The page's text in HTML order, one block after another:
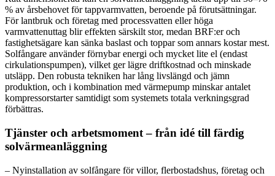
% av årsbehovet för tappvarmvatten, beroende på förutsättningar.
För lantbruk och företag med processvatten eller höga
varmvattenuttag blir effekten särskilt stor, medan BRF:er och
fastighetsägare kan sänka baslast och toppar som annars kostar mest.
Solfångare använder förnybar energi och mycket lite el (endast
cirkulationspumpen), vilket ger lägre driftkostnad och minskade
utsläpp. Den robusta tekniken har lång livslängd och jämn
produktion, och i kombination med värmepump minskar antalet
kompressorstarter samtidigt som systemets totala verkningsgrad
förbättras.
Tjänster och arbetsmoment – från idé till färdig
solvärmeanläggning
– Nyinstallation av solfångare för villor, flerbostadshus, företag och